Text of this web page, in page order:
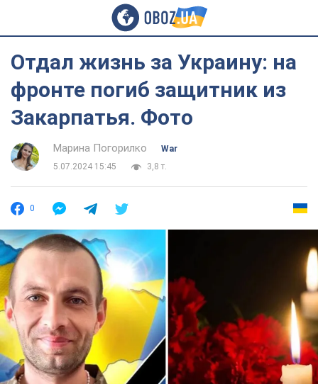
Отдал жизнь за Украину: на
фронте погиб защитник из
Закарпатья. Фото
Марина Погорилко
War
5.07.2024 15:45
3,8 т.
0